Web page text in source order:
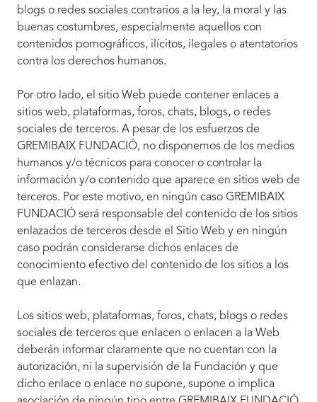
blogs o redes sociales contrarios a la ley, la moral y las
buenas costumbres, especialmente aquellos con
contenidos pornográficos, ilícitos, ilegales o atentatorios
contra los derechos humanos.
Por otro lado, el sitio Web puede contener enlaces a
sitios web, plataformas, foros, chats, blogs, o redes
sociales de terceros. A pesar de los esfuerzos de
GREMIBAIX FUNDACIÓ, no disponemos de los medios
humanos y/o técnicos para conocer o controlar la
información y/o contenido que aparece en sitios web de
terceros. Por este motivo, en ningún caso GREMIBAIX
FUNDACIÓ será responsable del contenido de los sitios
enlazados de terceros desde el Sitio Web y en ningún
caso podrán considerarse dichos enlaces de
conocimiento efectivo del contenido de los sitios a los
que enlazan.
Los sitios web, plataformas, foros, chats, blogs o redes
sociales de terceros que enlacen o enlacen a la Web
deberán informar claramente que no cuentan con la
autorización, ni la supervisión de la Fundación y que
dicho enlace o enlace no supone, supone o implica